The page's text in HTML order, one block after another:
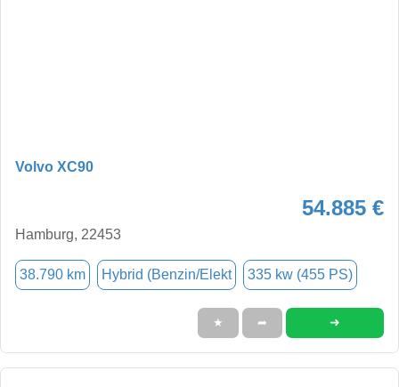
Volvo XC90
54.885 €
Hamburg, 22453
38.790 km Hybrid (Benzin/Elekt 335 kw (455 PS)
★ ➦ ➜